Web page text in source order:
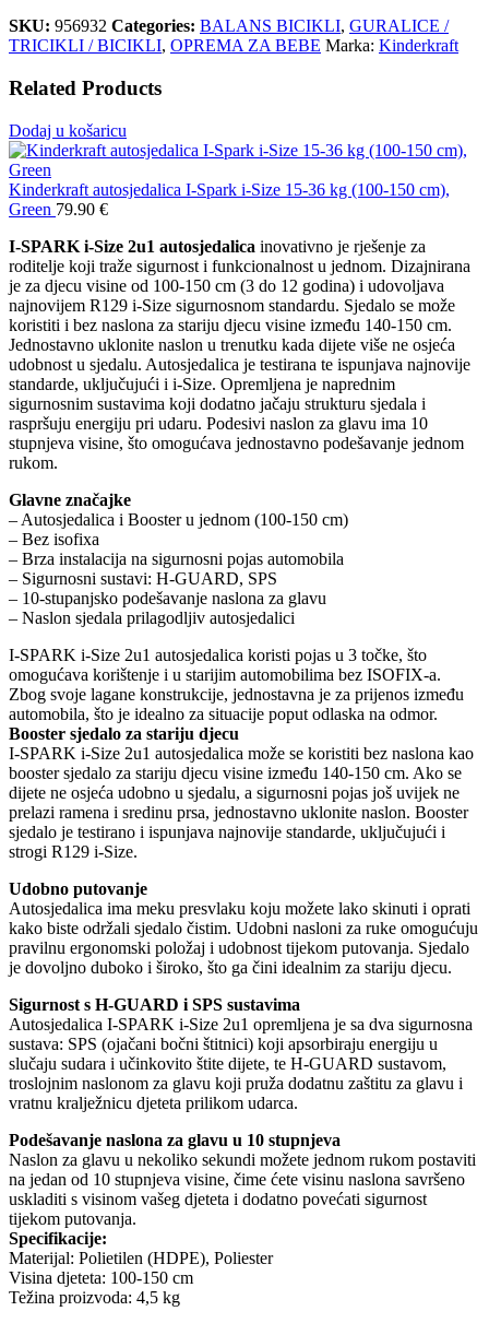
SKU: 956932 Categories: BALANS BICIKLI, GURALICE /
TRICIKLI / BICIKLI, OPREMA ZA BEBE Marka: Kinderkraft
Related Products
Dodaj u košaricu
Kinderkraft autosjedalica I-Spark i-Size 15-36 kg (100-150 cm),
Green 79.90 €
I-SPARK i-Size 2u1 autosjedalica inovativno je rješenje za
roditelje koji traže sigurnost i funkcionalnost u jednom. Dizajnirana
je za djecu visine od 100-150 cm (3 do 12 godina) i udovoljava
najnovijem R129 i-Size sigurnosnom standardu. Sjedalo se može
koristiti i bez naslona za stariju djecu visine između 140-150 cm.
Jednostavno uklonite naslon u trenutku kada dijete više ne osjeća
udobnost u sjedalu. Autosjedalica je testirana te ispunjava najnovije
standarde, uključujući i i-Size. Opremljena je naprednim
sigurnosnim sustavima koji dodatno jačaju strukturu sjedala i
raspršuju energiju pri udaru. Podesivi naslon za glavu ima 10
stupnjeva visine, što omogućava jednostavno podešavanje jednom
rukom.
Glavne značajke
– Autosjedalica i Booster u jednom (100-150 cm)
– Bez isofixa
– Brza instalacija na sigurnosni pojas automobila
– Sigurnosni sustavi: H-GUARD, SPS
– 10-stupanjsko podešavanje naslona za glavu
– Naslon sjedala prilagodljiv autosjedalici
I-SPARK i-Size 2u1 autosjedalica koristi pojas u 3 točke, što
omogućava korištenje i u starijim automobilima bez ISOFIX-a.
Zbog svoje lagane konstrukcije, jednostavna je za prijenos između
automobila, što je idealno za situacije poput odlaska na odmor.
Booster sjedalo za stariju djecu
I-SPARK i-Size 2u1 autosjedalica može se koristiti bez naslona kao
booster sjedalo za stariju djecu visine između 140-150 cm. Ako se
dijete ne osjeća udobno u sjedalu, a sigurnosni pojas još uvijek ne
prelazi ramena i sredinu prsa, jednostavno uklonite naslon. Booster
sjedalo je testirano i ispunjava najnovije standarde, uključujući i
strogi R129 i-Size.
Udobno putovanje
Autosjedalica ima meku presvlaku koju možete lako skinuti i oprati
kako biste održali sjedalo čistim. Udobni nasloni za ruke omogućuju
pravilnu ergonomski položaj i udobnost tijekom putovanja. Sjedalo
je dovoljno duboko i široko, što ga čini idealnim za stariju djecu.
Sigurnost s H-GUARD i SPS sustavima
Autosjedalica I-SPARK i-Size 2u1 opremljena je sa dva sigurnosna
sustava: SPS (ojačani bočni štitnici) koji apsorbiraju energiju u
slučaju sudara i učinkovito štite dijete, te H-GUARD sustavom,
troslojnim naslonom za glavu koji pruža dodatnu zaštitu za glavu i
vratnu kralježnicu djeteta prilikom udarca.
Podešavanje naslona za glavu u 10 stupnjeva
Naslon za glavu u nekoliko sekundi možete jednom rukom postaviti
na jedan od 10 stupnjeva visine, čime ćete visinu naslona savršeno
uskladiti s visinom vašeg djeteta i dodatno povećati sigurnost
tijekom putovanja.
Specifikacije:
Materijal: Polietilen (HDPE), Poliester
Visina djeteta: 100-150 cm
Težina proizvoda: 4,5 kg